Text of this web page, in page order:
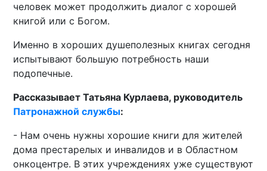
человек может продолжить диалог с хорошей
книгой или с Богом.
Именно в хороших душеполезных книгах сегодня
испытывают большую потребность наши
подопечные.
Рассказывает Татьяна Курлаева, руководитель
Патронажной службы:
- Нам очень нужны хорошие книги для жителей
дома престарелых и инвалидов и в Областном
онкоцентре. В этих учреждениях уже существуют